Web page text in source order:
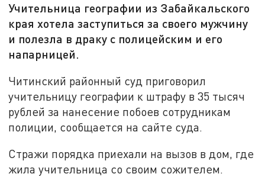
Учительница географии из Забайкальского
края хотела заступиться за своего мужчину
и полезла в драку с полицейским и его
напарницей.
Читинский районный суд приговорил
учительницу географии к штрафу в 35 тысяч
рублей за нанесение побоев сотрудникам
полиции, сообщается на сайте суда.
Стражи порядка приехали на вызов в дом, где
жила учительница со своим сожителем.